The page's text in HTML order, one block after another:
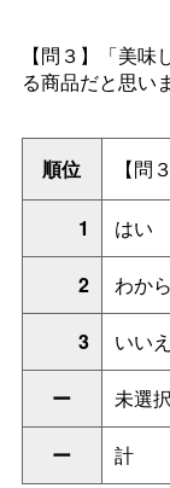
【問３】「美
る商品だと思い
順位
【問
1 はい
2 わか
3 いいえ
ー 未選択
ー 計